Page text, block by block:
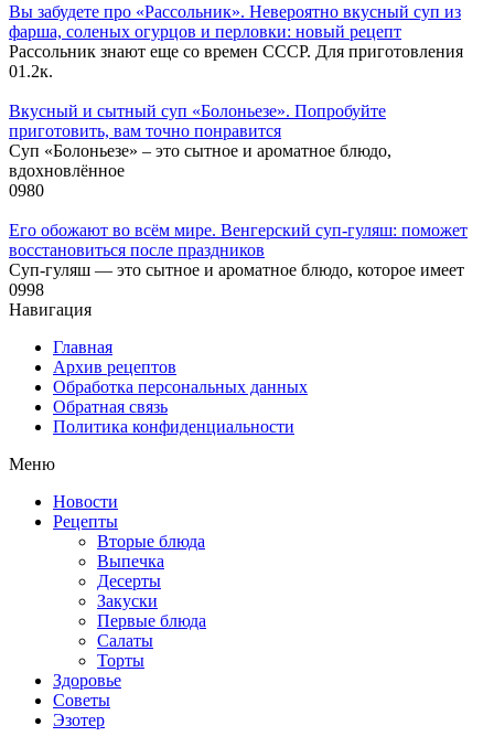
Вы забудете про «Рассольник». Невероятно вкусный суп из
фарша, соленых огурцов и перловки: новый рецепт
Рассольник знают еще со времен СССР. Для приготовления
01.2к.
Вкусный и сытный cуп «Болоньезе». Попробуйте
приготовить, вам точно понравится
Суп «Болоньезе» – это сытное и ароматное блюдо,
вдохновлённое
0980
Его обожают во всём мире. Венгерский суп-гуляш: поможет
восстановиться после праздников
Суп-гуляш — это сытное и ароматное блюдо, которое имеет
0998
Навигация
Главная
Архив рецептов
Обработка персональных данных
Обратная связь
Политика конфиденциальности
Меню
Новости
Рецепты
Вторые блюда
Выпечка
Десерты
Закуски
Первые блюда
Салаты
Торты
Здоровье
Советы
Эзотер